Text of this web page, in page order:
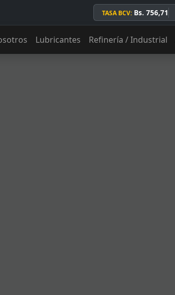
TASA BCV: Bs. 756,71
Lubricantes Refinería / Industrial